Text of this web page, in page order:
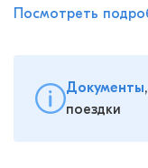
Посмотреть
Документы
поездки